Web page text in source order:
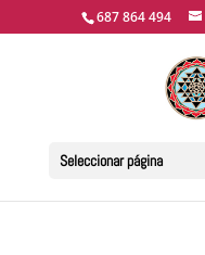
687 864 494
Seleccionar página